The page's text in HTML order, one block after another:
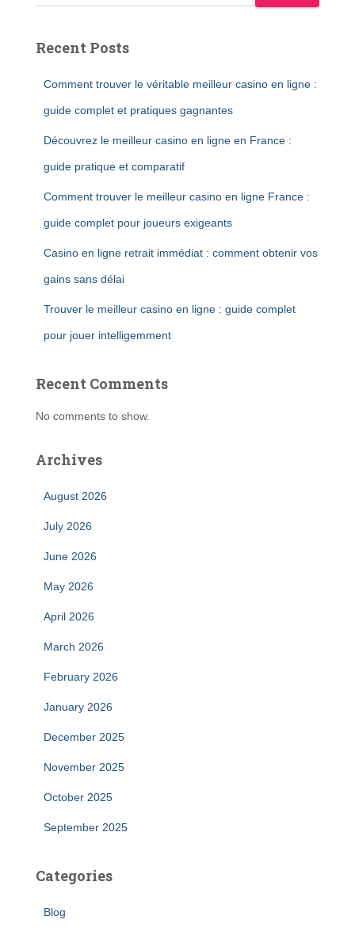
Recent Posts
Comment trouver le véritable meilleur casino en ligne :
guide complet et pratiques gagnantes
Découvrez le meilleur casino en ligne en France :
guide pratique et comparatif
Comment trouver le meilleur casino en ligne France :
guide complet pour joueurs exigeants
Casino en ligne retrait immédiat : comment obtenir vos
gains sans délai
Trouver le meilleur casino en ligne : guide complet
pour jouer intelligemment
Recent Comments
No comments to show.
Archives
August 2026
July 2026
June 2026
May 2026
April 2026
March 2026
February 2026
January 2026
December 2025
November 2025
October 2025
September 2025
Categories
Blog